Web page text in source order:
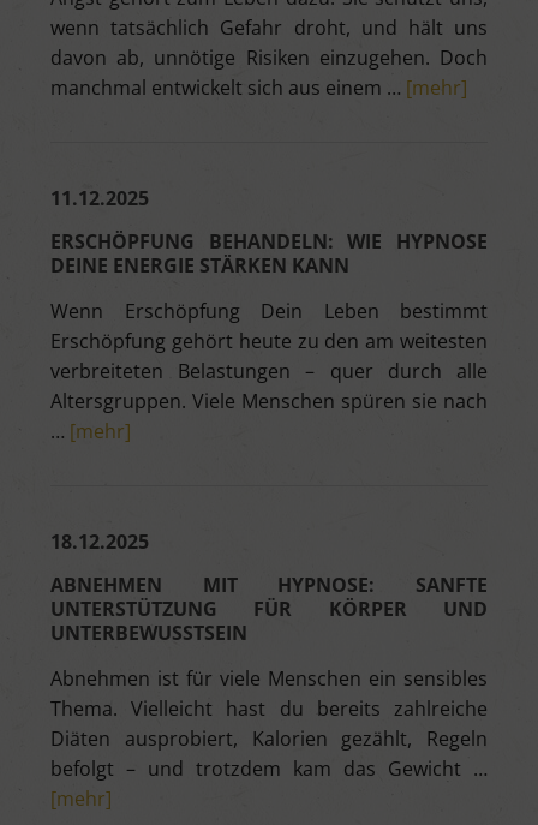
wenn tatsächlich Gefahr droht, und hält uns
davon ab, unnötige Risiken einzugehen. Doch
manchmal entwickelt sich aus einem … [mehr]
11.12.2025
ERSCHÖPFUNG BEHANDELN: WIE HYPNOSE
DEINE ENERGIE STÄRKEN KANN
Wenn Erschöpfung Dein Leben bestimmt
Erschöpfung gehört heute zu den am weitesten
verbreiteten Belastungen – quer durch alle
Altersgruppen. Viele Menschen spüren sie nach
… [mehr]
18.12.2025
ABNEHMEN MIT HYPNOSE: SANFTE
UNTERSTÜTZUNG FÜR KÖRPER UND
UNTERBEWUSSTSEIN
Abnehmen ist für viele Menschen ein sensibles
Thema. Vielleicht hast du bereits zahlreiche
Diäten ausprobiert, Kalorien gezählt, Regeln
befolgt – und trotzdem kam das Gewicht …
[mehr]